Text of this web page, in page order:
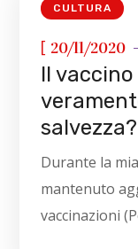
CULTURA
[ 20/11/2020
Il
salvezza?
Durante la
mantenuto
vaccinazioni